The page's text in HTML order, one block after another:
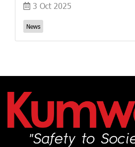
3 Oct 2025
News